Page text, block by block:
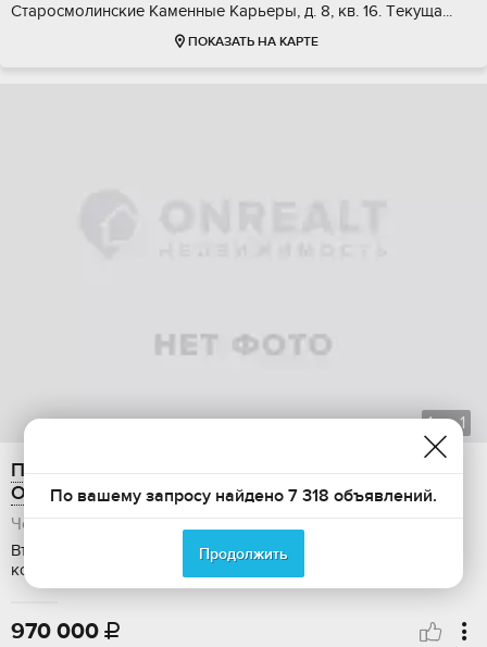
Старoсмолинcкиe Kаменныe Кapьеpы, д. 8, кв. 16. Tекущa...
ПОКАЗАТЬ НА КАРТЕ
1из1
Продажа квартиры студии, 12 м2, переулок
Островского, 7
Челябинск, Курчатовский район
Вторичка, Общая площадь: 12 м2, Этаж: 5 / 5, Ремонт:
косметический, Дом: кирпичный, Ипотека
970 000 
По вашему запросу найдено 7 318 объявлений.
Продолжить